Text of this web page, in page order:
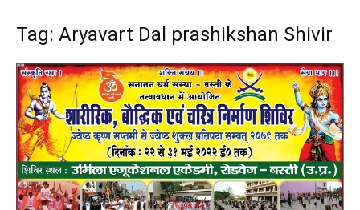
Tag: Aryavart Dal prashikshan Shivir